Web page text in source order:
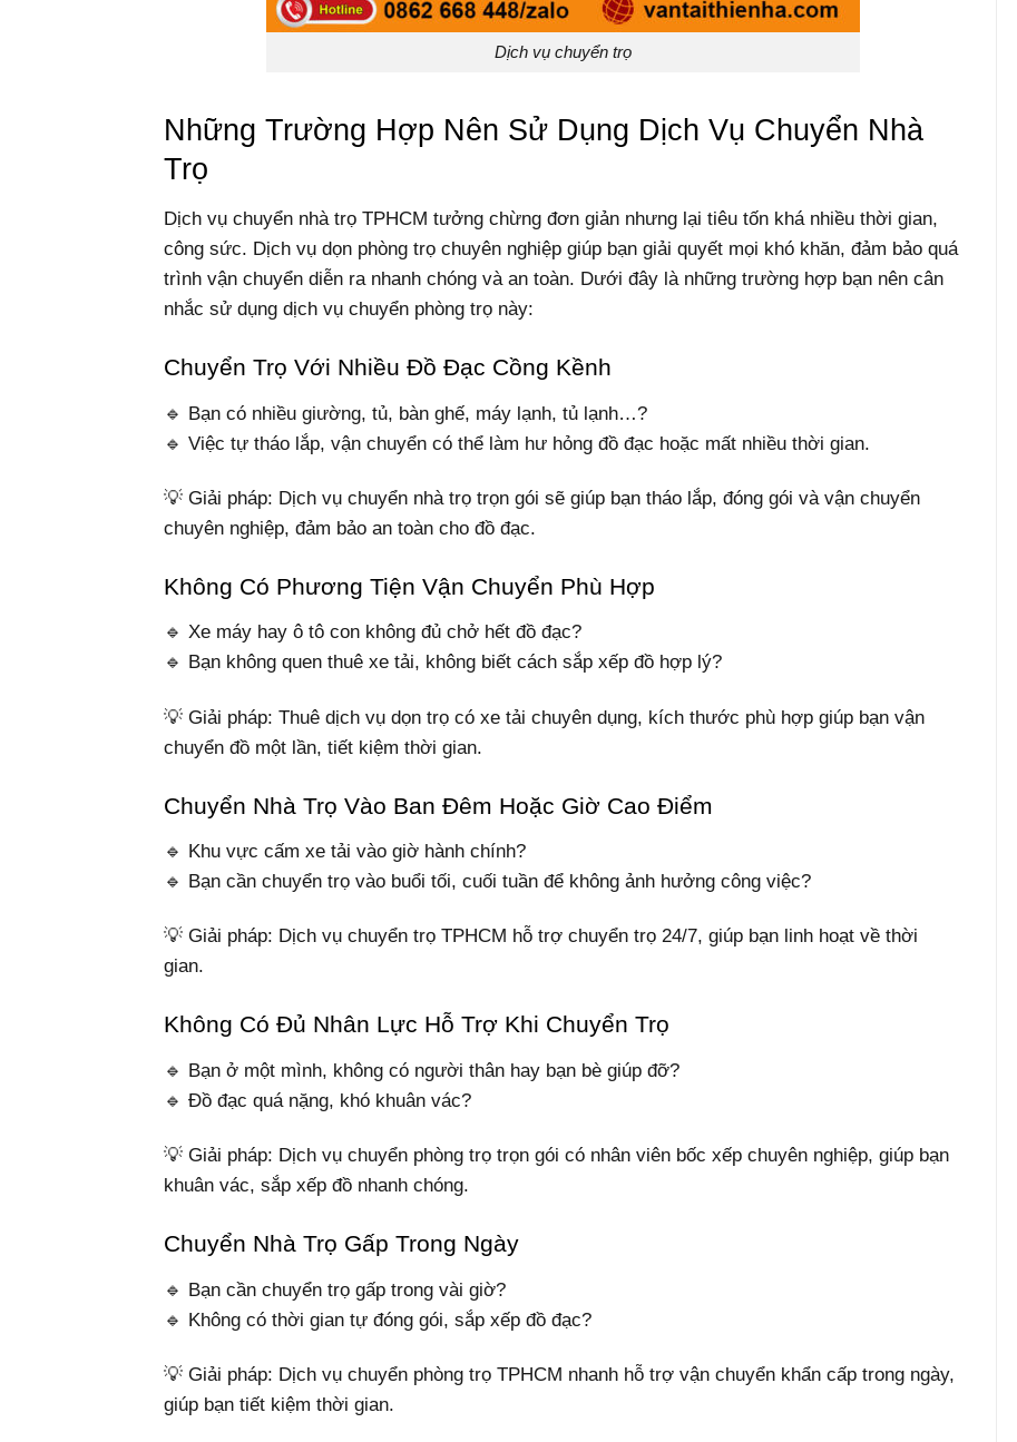
Dịch vụ chuyển trọ
Những Trường Hợp Nên Sử Dụng Dịch Vụ Chuyển Nhà
Trọ
Dịch vụ chuyển nhà trọ TPHCM tưởng chừng đơn giản nhưng lại tiêu tốn khá nhiều thời gian,
công sức. Dịch vụ dọn phòng trọ chuyên nghiệp giúp bạn giải quyết mọi khó khăn, đảm bảo quá
trình vận chuyển diễn ra nhanh chóng và an toàn. Dưới đây là những trường hợp bạn nên cân
nhắc sử dụng dịch vụ chuyển phòng trọ này:
Chuyển Trọ Với Nhiều Đồ Đạc Cồng Kềnh
🔹 Bạn có nhiều giường, tủ, bàn ghế, máy lạnh, tủ lạnh…?
🔹 Việc tự tháo lắp, vận chuyển có thể làm hư hỏng đồ đạc hoặc mất nhiều thời gian.
💡 Giải pháp: Dịch vụ chuyển nhà trọ trọn gói sẽ giúp bạn tháo lắp, đóng gói và vận chuyển
chuyên nghiệp, đảm bảo an toàn cho đồ đạc.
Không Có Phương Tiện Vận Chuyển Phù Hợp
🔹 Xe máy hay ô tô con không đủ chở hết đồ đạc?
🔹 Bạn không quen thuê xe tải, không biết cách sắp xếp đồ hợp lý?
💡 Giải pháp: Thuê dịch vụ dọn trọ có xe tải chuyên dụng, kích thước phù hợp giúp bạn vận
chuyển đồ một lần, tiết kiệm thời gian.
Chuyển Nhà Trọ Vào Ban Đêm Hoặc Giờ Cao Điểm
🔹 Khu vực cấm xe tải vào giờ hành chính?
🔹 Bạn cần chuyển trọ vào buổi tối, cuối tuần để không ảnh hưởng công việc?
💡 Giải pháp: Dịch vụ chuyển trọ TPHCM hỗ trợ chuyển trọ 24/7, giúp bạn linh hoạt về thời
gian.
Không Có Đủ Nhân Lực Hỗ Trợ Khi Chuyển Trọ
🔹 Bạn ở một mình, không có người thân hay bạn bè giúp đỡ?
🔹 Đồ đạc quá nặng, khó khuân vác?
💡 Giải pháp: Dịch vụ chuyển phòng trọ trọn gói có nhân viên bốc xếp chuyên nghiệp, giúp bạn
khuân vác, sắp xếp đồ nhanh chóng.
Chuyển Nhà Trọ Gấp Trong Ngày
🔹 Bạn cần chuyển trọ gấp trong vài giờ?
🔹 Không có thời gian tự đóng gói, sắp xếp đồ đạc?
💡 Giải pháp: Dịch vụ chuyển phòng trọ TPHCM nhanh hỗ trợ vận chuyển khẩn cấp trong ngày,
giúp bạn tiết kiệm thời gian.